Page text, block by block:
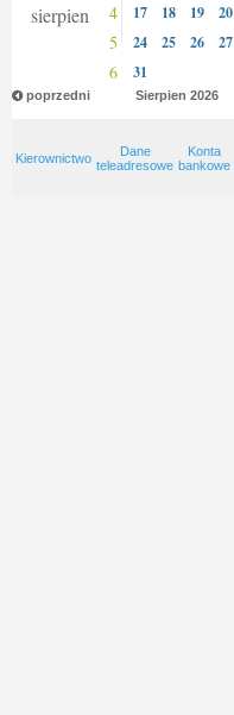
sierpien 4 17 18 19 20
5 24 25 26 27
6 31
poprzedni Sierpien 2026
Kierownictwo
Dane
teleadresowe
Konta
bankowe